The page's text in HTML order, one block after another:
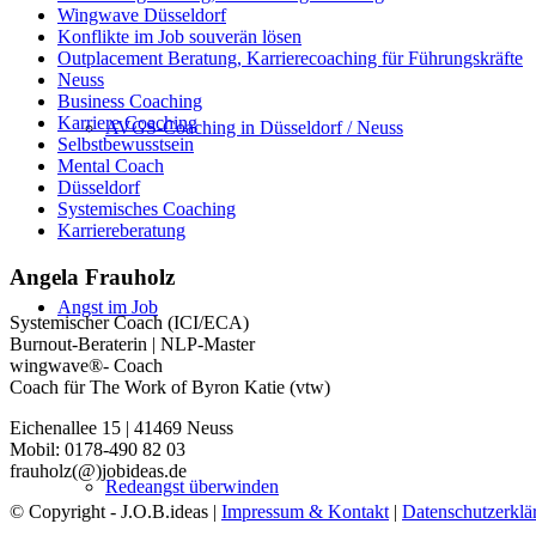
AVGS-Coaching in Düsseldorf / Neuss
Angst im Job
Redeangst überwinden
Wingwave Düsseldorf
Konflikte im Job souverän lösen
Outplacement Beratung, Karrierecoaching für Führungskräfte
Neuss
Business Coaching
Karriere Coaching
Selbstbewusstsein
Mental Coach
Düsseldorf
Systemisches Coaching
Karriereberatung
Angela Frauholz
Systemischer Coach (ICI/ECA)
Burnout-Beraterin | NLP-Master
wingwave®- Coach
Coach für The Work of Byron Katie (vtw)
Eichenallee 15 | 41469 Neuss
Mobil: 0178-490 82 03
frauholz(@)jobideas.de
© Copyright - J.O.B.ideas | Impressum & Kontakt|